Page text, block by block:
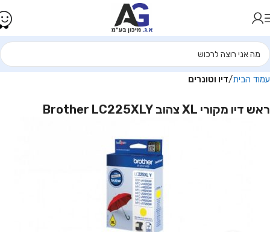
עמוד הבית דיו וטונרים
ראש דיו מקורי XL צהוב Brother LC225XLY